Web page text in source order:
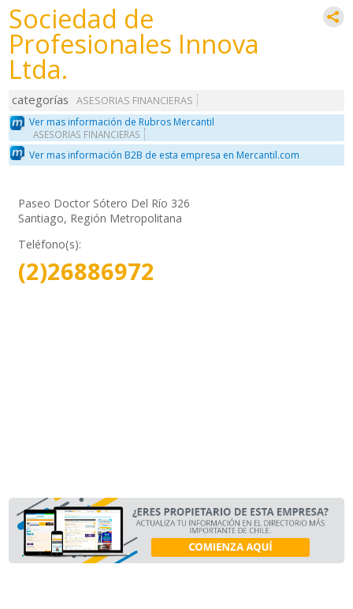
Sociedad de
Profesionales Innova
Ltda.
categorías
ASESORIAS FINANCIERAS
Ver mas información de Rubros Mercantil
ASESORIAS FINANCIERAS
Ver mas información B2B de esta empresa en Mercantil.com
Paseo Doctor Sótero Del Río 326
Santiago, Región Metropolitana
Teléfono(s):
(2)26886972